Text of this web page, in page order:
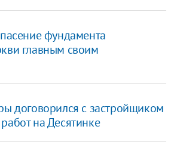
фундамента
главным своим
договорился с застройщиком
на Десятинке